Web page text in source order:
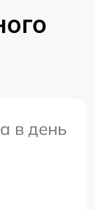
в день